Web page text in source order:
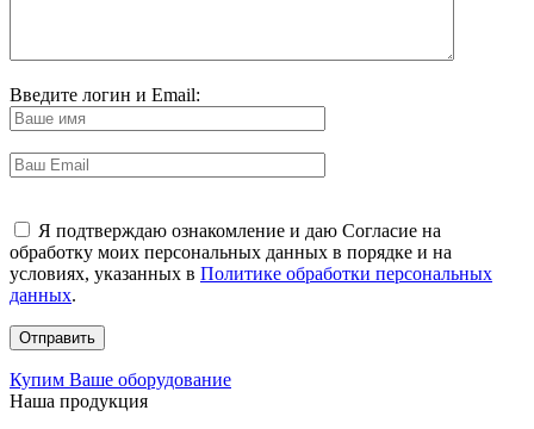
Введите логин и Email:
Я подтверждаю ознакомление и даю Согласие на
обработку моих персональных данных в порядке и на
условиях, указанных в Политике обработки персональных
данных.
Купим Ваше оборудование
Наша продукция